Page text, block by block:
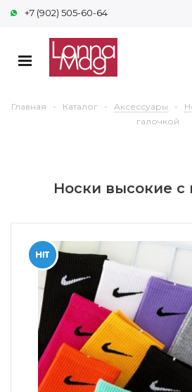
+7 (902) 505-60-64
Главная - Каталог - Аксессуары -
галочкой
Носки высокие с